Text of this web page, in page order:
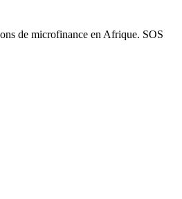
de microfinance en Afrique. SOS